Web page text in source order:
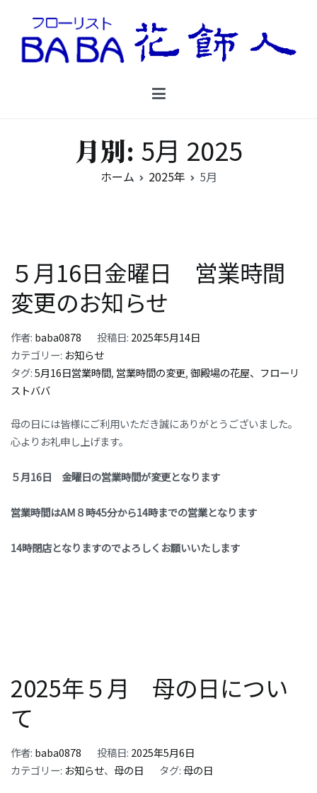
月別: 5月 2025
ホーム 2025年 5月
５月16日金曜日 営業時間
変更のお知らせ
作者: baba0878 投稿日: 2025年5月14日
カテゴリー: お知らせ
タグ:5月16日営業時間, 営業時間の変更,御殿場の花屋、フローリ
ストババ
母の日には皆様にご利用いただき誠にありがとうございました。
心よりお礼申し上げます。
５月16日 金曜日の営業時間が変更となります
営業時間はAM８時45分から14時までの営業となります
14時閉店となりますのでよろしくお願いいたします
2025年５月 母の日につい
て
作者: baba0878 投稿日: 2025年5月6日
カテゴリー: お知らせ、 母の日 タグ:母の日